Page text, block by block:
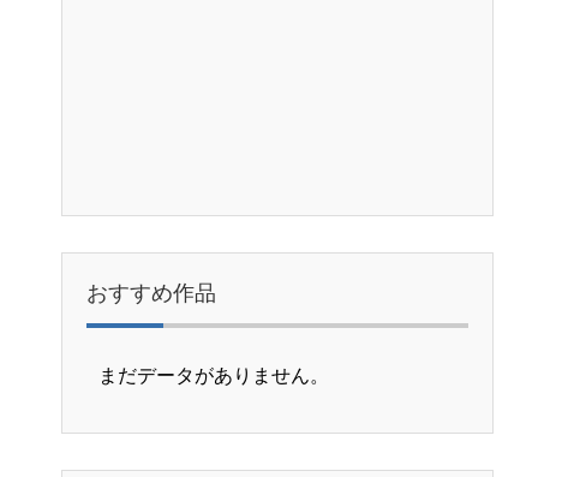
おすすめ作品
まだデータがありません。